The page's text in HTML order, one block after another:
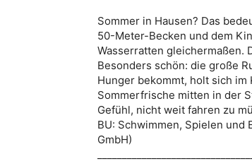
Sommer in Hausen? Das
50-Meter-Becken und dem
Wasserratten gleichermaßen.
Besonders schön: die große
Hunger bekommt, holt sich
Sommerfrische mitten in der
Gefühl, nicht weit fahren zu
BU: Schwimmen, Spielen
GmbH)